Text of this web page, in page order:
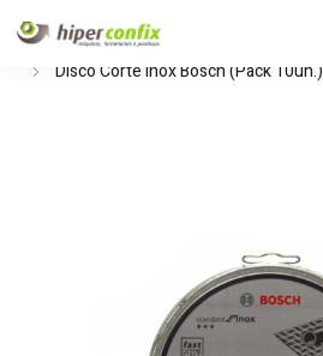
Início Loja Hipertintas
Disco Corte Inox Bosch (Pack 10un.)